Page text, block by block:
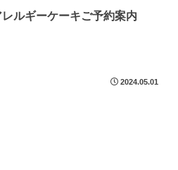
レルギーケーキご予約案内
2024.05.01